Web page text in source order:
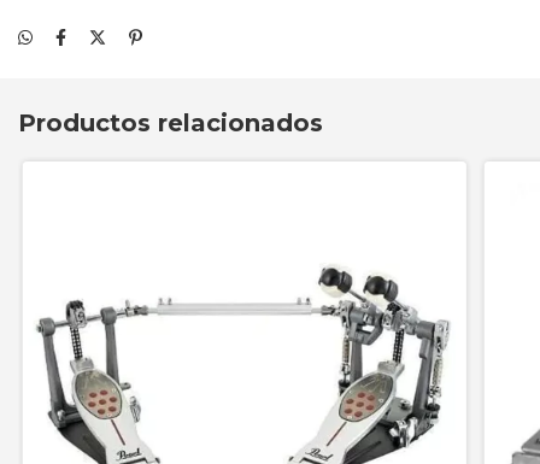
Productos relacionados